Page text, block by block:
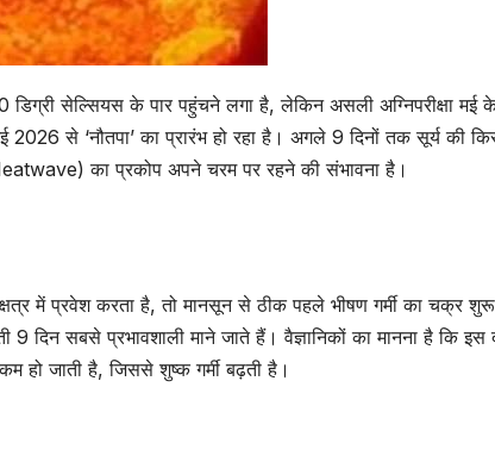
सेल्सियस के पार पहुंचने लगा है, लेकिन असली अग्निपरीक्षा मई
से ‘नौतपा’ का प्रारंभ हो रहा है। अगले 9 दिनों तक सूर्य की
का प्रकोप अपने चरम पर रहने की संभावना है।
में प्रवेश करता है, तो मानसून से ठीक पहले भीषण गर्मी का चक्र
सबसे प्रभावशाली माने जाते हैं। वैज्ञानिकों का मानना है कि इस
हो जाती है, जिससे शुष्क गर्मी बढ़ती है।